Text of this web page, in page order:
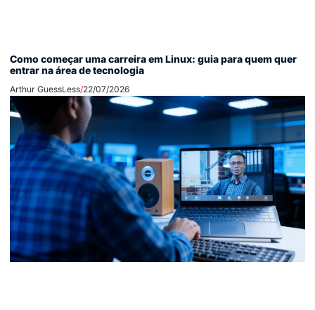
Como começar uma carreira em Linux: guia para quem quer
entrar na área de tecnologia
Arthur GuessLess 22/07/2026